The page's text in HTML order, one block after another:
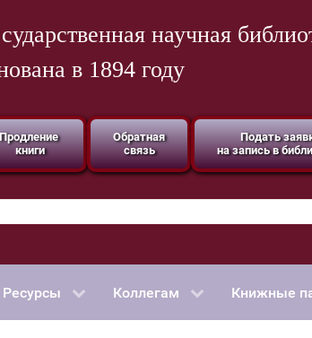
научная
в 1894 году
Продление
книги
Обратная
связь
Подать
на запись в
Ресурсы Коллегам Книжные